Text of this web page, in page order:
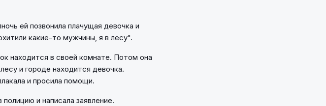
ей позвонила плачущая девочка и
какие-то мужчины, я в лесу".
находится в своей комнате. Потом она
и городе находится девочка.
и просила помощи.
и написала заявление.